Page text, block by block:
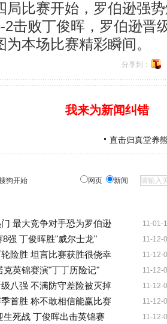
局比赛开始，罗伯逊强
2击败丁俊晖，罗伯逊晋
本场比赛精彩瞬间。
分享到：
我来为新闻纠错
直击归真堂养
狗开始 网页 新闻
11-01-
最大竞争对手恐为罗伯逊
11-12-
强 丁俊晖胜"威尔士龙"
11-12-
险胜 坦言比赛获胜很侥幸
11-12-
英锦赛演"丁丁历险记"
11-12-
八强 不满防守差险被灭掉
11-12-
首胜 称不敢相信能赢比赛
11-12-
生死战 丁俊晖出击英锦赛